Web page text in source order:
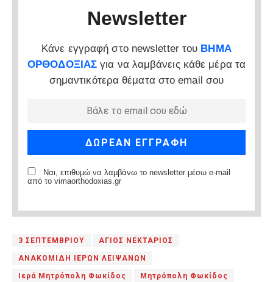
Newsletter
Κάνε εγγραφή στο newsletter του ΒΗΜΑ
ΟΡΘΟΔΟΞΙΑΣ για να λαμβάνεις κάθε μέρα τα
σημαντικότερα θέματα στο email σου
Ναι, επιθυμώ να λαμβάνω το newsletter μέσω e-mail
από το vimaorthodoxias.gr
3 ΣΕΠΤΕΜΒΡΙΟΥ ΑΓΙΟΣ ΝΕΚΤΑΡΙΟΣ
ΑΝΑΚΟΜΙΔΗ ΙΕΡΩΝ ΛΕΙΨΑΝΩΝ
Ιερά Μητρόπολη Φωκίδος Μητρόπολη Φωκίδος